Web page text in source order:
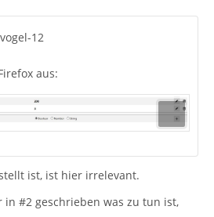
12
aus:
ist, ist hier irrelevant.
in #2 geschrieben was zu tun ist,